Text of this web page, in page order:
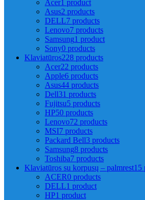
Acer1 product
Asus2 products
DELL7 products
Lenovo7 products
Samsung1 product
Sony0 products
Klaviatūros228 products
Acer22 products
Apple6 products
Asus44 products
Dell31 products
Fujitsu5 products
HP50 products
Lenovo72 products
MSI7 products
Packard Bell3 products
Samsung8 products
Toshiba7 products
Klaviatūros su korpusų – palmrest15
ACER0 products
DELL1 product
HP1 product